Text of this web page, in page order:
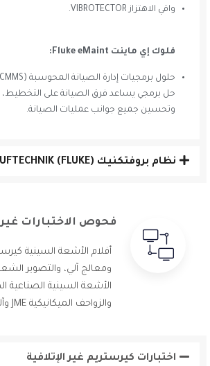
واقي الاهتزاز VIBROTECTOR.
فلوك إي ماينت Fluke eMaint:
حلول برمجيات إدارة الصيانة المحوسبة (CMMS).
حل برمجي يساعد فرق الصيانة على التخطيط،
وتحسين جميع جوانب عمليات الصيانة.
نظام بروفتكنيك PRUFTECHNIK (FLUKE) للمحاذاة
فحوص الاختبارات غير
ومعالج آلي، والتصوير
والزواحف الميكانيكية JME وآلة VisiConsult.
اختبارات كيرستريم غير الإتلافية